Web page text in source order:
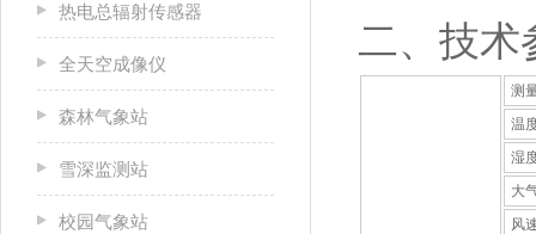
热电总辐射传感器
全天空成像仪
森林气象站
雪深监测站
校园气象站
二、技术
测
温
湿
大
风